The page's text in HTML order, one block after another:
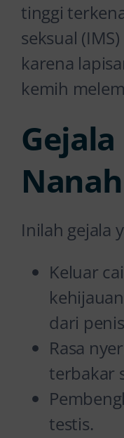
tinggi
seksual
karena
kemih
Inilah gejala
Keluar
dari
Rasa
terbakar
testis.